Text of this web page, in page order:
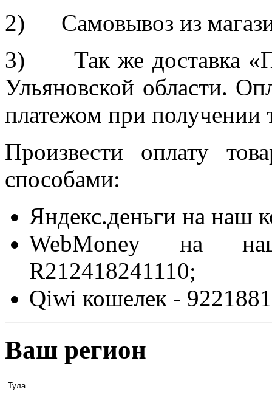
2) Самовывоз из
3) Так же доставка
Ульяновской области.
платежом при получении
Произвести оплату
способами:
Яндекс.деньги на наш
WebMoney на
R212418241110;
Qiwi кошелек -
Ваш регион